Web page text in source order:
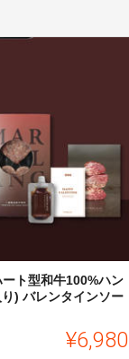
ート型和牛100%ハン
) バレンタインソー
¥6,980